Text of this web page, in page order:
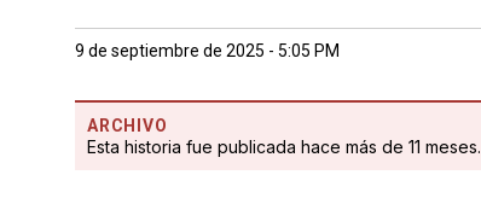
9 de septiembre de 2025 - 5:05 PM
ARCHIVO
Esta historia fue publicada hace más de 11 meses.